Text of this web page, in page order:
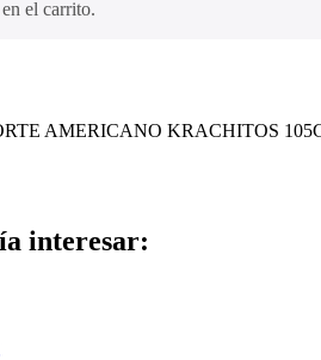
el carrito.
AMERICANO KRACHITOS
interesar: